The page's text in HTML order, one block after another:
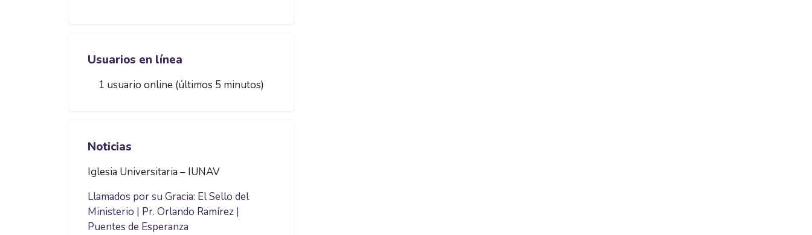
Usuarios en línea
1 usuario online (últimos 5 minutos)
Noticias
Iglesia Universitaria – IUNAV
Llamados por su Gracia: El Sello del
Ministerio | Pr. Orlando Ramírez |
Puentes de Esperanza